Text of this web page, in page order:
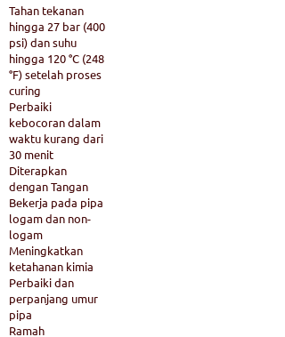
Tahan tekanan
hingga 27 bar (400
psi) dan suhu
hingga 120 °C (248
°F) setelah proses
curing
Perbaiki
kebocoran dalam
waktu kurang dari
30 menit
Diterapkan
dengan Tangan
Bekerja pada pipa
logam dan non-
logam
Meningkatkan
ketahanan kimia
Perbaiki dan
perpanjang umur
pipa
Ramah